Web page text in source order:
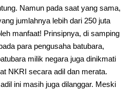
Namun pada saat yang sama,
jumlahnya lebih dari 250 juta
manfaat! Prinsipnya, di samping
para pengusaha batubara,
milik negara juga dinikmati
NKRI secara adil dan merata.
ini masih juga dilanggar. Meski